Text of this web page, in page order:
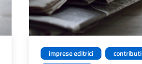
imprese editrici
contributi